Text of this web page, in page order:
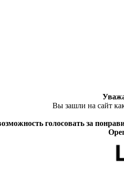
Вы зашли на сайт
голосовать за